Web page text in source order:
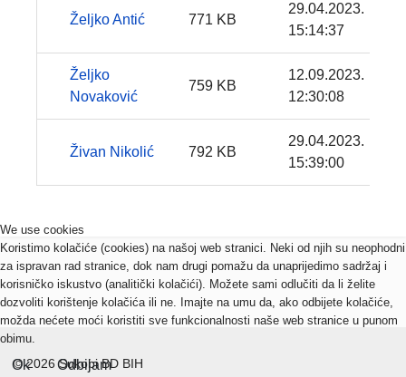
Željko Antić 771 KB
29.04.2023.
15:14:37
Željko
Novaković
759 KB
12.09.2023.
12:30:08
Živan Nikolić 792 KB
29.04.2023.
15:39:00
© 2026 Sukobi BD BIH
We use cookies
Koristimo kolačiće (cookies) na našoj web stranici. Neki od njih su neophodni
za ispravan rad stranice, dok nam drugi pomažu da unaprijedimo sadržaj i
korisničko iskustvo (analitički kolačići). Možete sami odlučiti da li želite
dozvoliti korištenje kolačića ili ne. Imajte na umu da, ako odbijete kolačiće,
možda nećete moći koristiti sve funkcionalnosti naše web stranice u punom
obimu.
Ok Odbijam